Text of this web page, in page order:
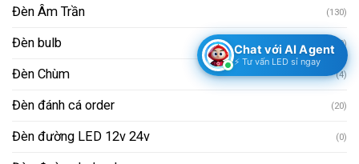
Đèn Âm Trần (130)
Đèn bulb (10)
Đèn Chùm (4)
Đèn đánh cá order (20)
Đèn đường LED 12v 24v (0)
Chat với AI Agent
⚡ Tư vấn LED sỉ ngay